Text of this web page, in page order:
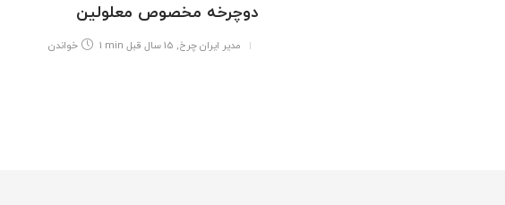
دوچرخه مخصوص معلولین
مدیر ایران چرخ, 15 سال قبل 1 min خواندن